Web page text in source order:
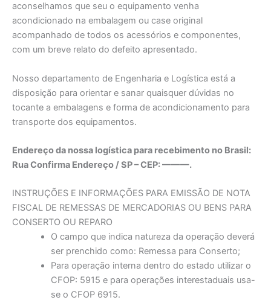
aconselhamos que seu o equipamento venha
acondicionado na embalagem ou case original
acompanhado de todos os acessórios e componentes,
com um breve relato do defeito apresentado.
Nosso departamento de Engenharia e Logística está a
disposição para orientar e sanar quaisquer dúvidas no
tocante a embalagens e forma de acondicionamento para
transporte dos equipamentos.
Endereço da nossa logística para recebimento no Brasil:
Rua Confirma Endereço / SP – CEP: ———.
INSTRUÇÕES E INFORMAÇÕES PARA EMISSÃO DE NOTA
FISCAL DE REMESSAS DE MERCADORIAS OU BENS PARA
CONSERTO OU REPARO
O campo que indica natureza da operação deverá
ser prenchido como: Remessa para Conserto;
Para operação interna dentro do estado utilizar o
CFOP: 5915 e para operações interestaduais usa-
se o CFOP 6915.